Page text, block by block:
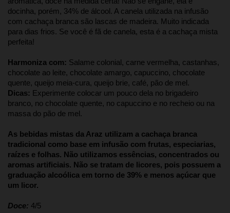
docinha, porém, 34% de álcool. A canela utilizada na infusão
com cachaça branca são lascas de madeira. Muito indicada
para dias frios. Se você é fã de canela, esta é a cachaça mista
perfeita!
Harmoniza com: Salame colonial, carne vermelha, castanhas,
chocolate ao leite, chocolate amargo, capuccino, chocolate
quente, queijo meia-cura, queijo brie, café, pão de mel.
Dicas: Experimente colocar um pouco dela no brigadeiro
branco, no chocolate quente, no capuccino e no recheio ou na
massa do pão de mel.
As bebidas mistas da Araz utilizam a cachaça branca
tradicional como base em infusão com frutas, especiarias,
raízes e folhas. Não utilizamos essências, concentrados ou
aromas artificiais. Não se tratam de licores, pois possuem a
graduação alcoólica em torno de 39% e menos açúcar que
um licor.
Doce: 4/5